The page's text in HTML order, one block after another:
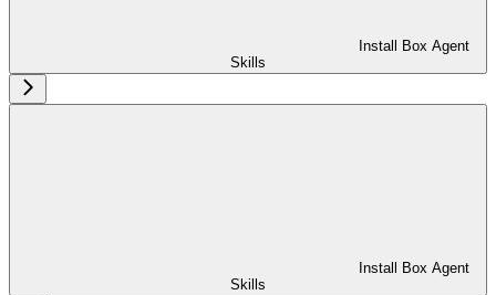
Install Box Agent
Skills
Install Box Agent
Skills